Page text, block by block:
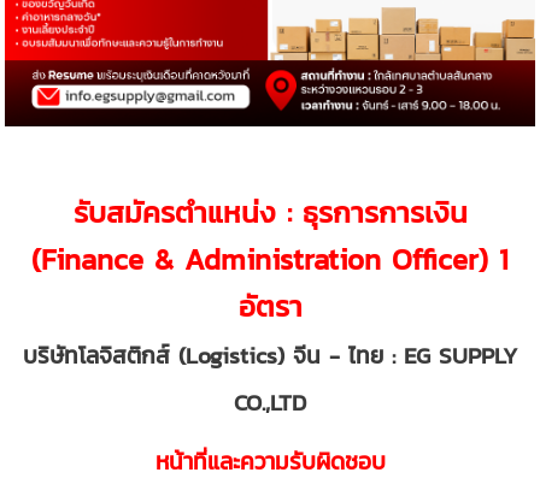
รับสมัครตำแหน่ง : ธุรการการเงิน
(Finance & Administration Officer) 1
อัตรา
บริษัทโลจิสติกส์ (Logistics) จีน - ไทย : EG SUPPLY
CO.,LTD
หน้าที่และความรับผิดชอบ